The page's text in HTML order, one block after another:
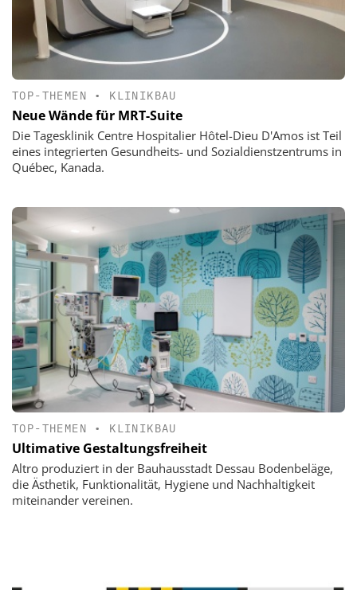
TOP-THEMEN • KLINIKBAU
Neue Wände für MRT-Suite
Die Tagesklinik Centre Hospitalier Hôtel-Dieu D'Amos ist Teil
eines integrierten Gesundheits- und Sozialdienstzentrums in
Québec, Kanada.
TOP-THEMEN • KLINIKBAU
Ultimative Gestaltungsfreiheit
Altro produziert in der Bauhausstadt Dessau Bodenbeläge,
die Ästhetik, Funktionalität, Hygiene und Nachhaltigkeit
miteinander vereinen.